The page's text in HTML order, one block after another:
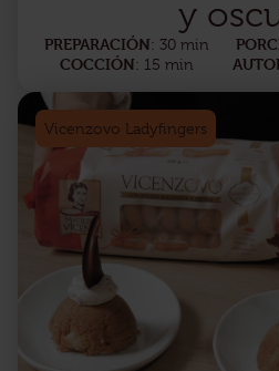
y
PREPARACIÓN: 30 min
COCCIÓN: 15 min
Vicenzovo Ladyfingers